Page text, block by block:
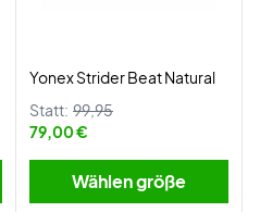
Yonex Strider Beat Natural
Statt: 99,95
79,00 €
Wählen größe